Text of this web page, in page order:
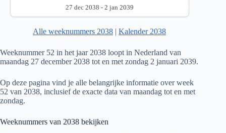
27 dec 2038 - 2 jan 2039
Alle weeknummers 2038 |Kalender 2038
Weeknummer 52 in het jaar 2038 loopt in Nederland van
maandag 27 december 2038 tot en met zondag 2 januari 2039.
Op deze pagina vind je alle belangrijke informatie over week
52 van 2038, inclusief de exacte data van maandag tot en met
zondag.
Weeknummers van 2038 bekijken